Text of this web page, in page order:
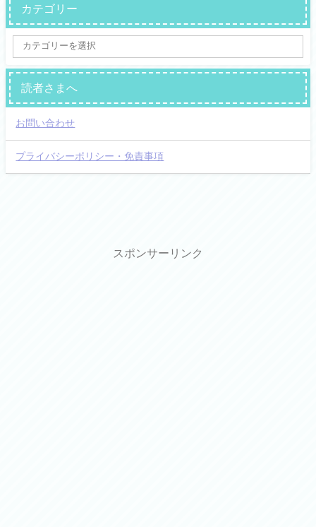
カテゴリー
読者さまへ
お問い合わせ
プライバシーポリシー・免責事項
スポンサーリンク